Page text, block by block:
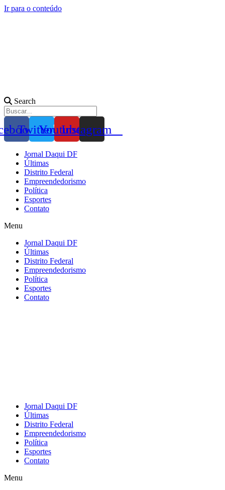
Ir para o conteúdo
Search
TwitterYoutubeInstagram
Jornal Daqui DF
Últimas
Distrito Federal
Empreendedorismo
Política
Esportes
Contato
Menu
Jornal Daqui DF
Últimas
Distrito Federal
Empreendedorismo
Política
Esportes
Contato
Jornal Daqui DF
Últimas
Distrito Federal
Empreendedorismo
Política
Esportes
Contato
Menu